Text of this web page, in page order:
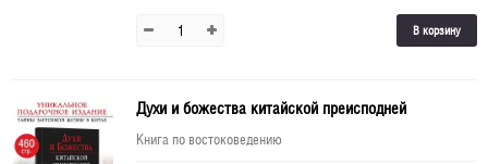
В корзину
Духи и божества китайской преисподней
Книга по востоковедению